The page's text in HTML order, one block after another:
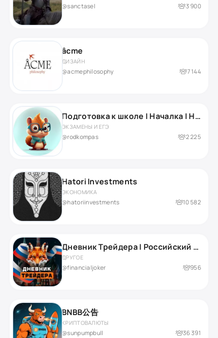
@sanctasel 3 900
âcme
ДИЗАЙН
@acmephilosophy 7 144
Подготовка к школе | Началка | Нейропсихолог
ЭКЗАМЕНЫ И ЕГЭ
@rodkompas 2 225
Hatori Investments
ЭКОНОМИКА
@hatoriinvestments 10 582
Дневник Трейдера | Российский рынок
ДРУГОЕ
@financialjoker 956
BNBB公告
КРИПТОВАЛЮТЫ
@sunpumpbull 36 391